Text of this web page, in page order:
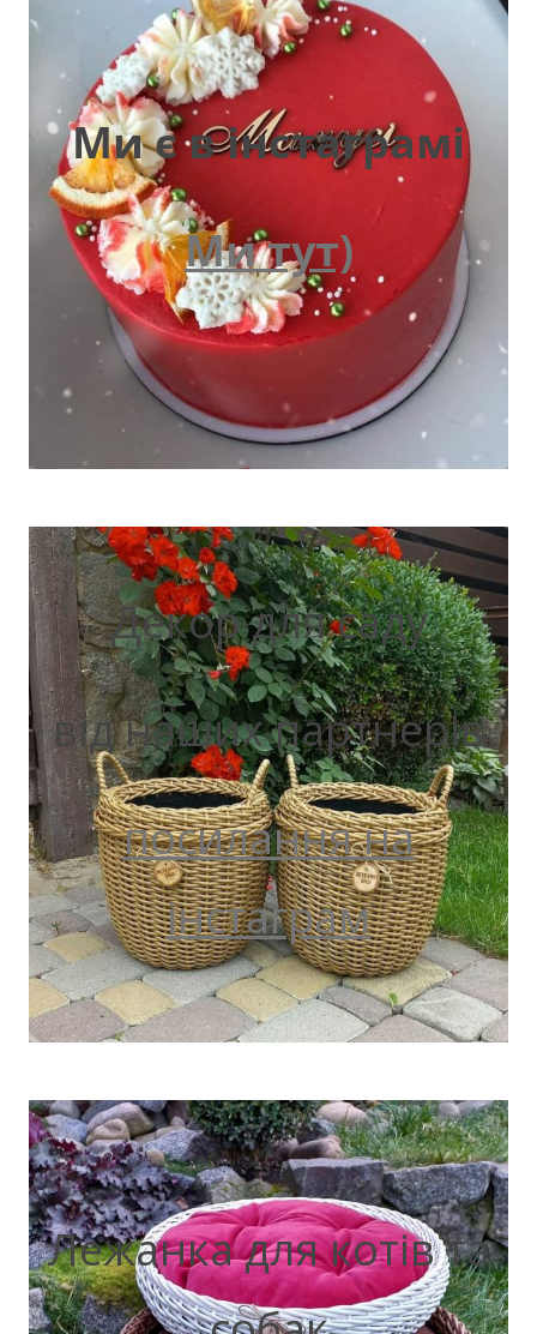
Ми є в інстаграмі
Ми тут)
Декор для саду
від наших партнерів
посилання на
інстаграм
Лежанка для котів та